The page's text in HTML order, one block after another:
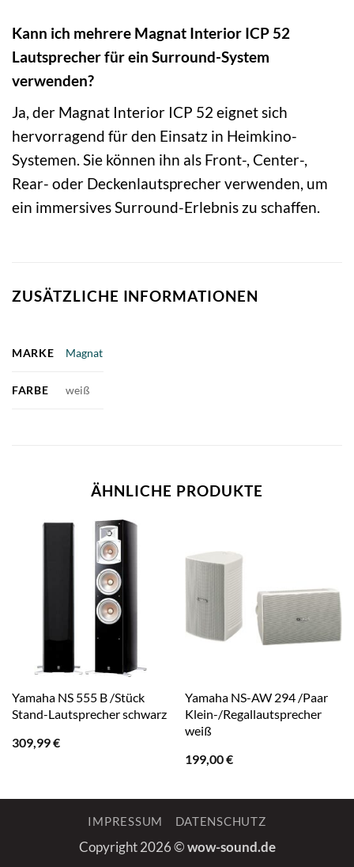
Kann ich mehrere Magnat Interior ICP 52
Lautsprecher für ein Surround-System
verwenden?
Ja, der Magnat Interior ICP 52 eignet sich
hervorragend für den Einsatz in Heimkino-
Systemen. Sie können ihn als Front-, Center-,
Rear- oder Deckenlautsprecher verwenden, um
ein immersives Surround-Erlebnis zu schaffen.
ZUSÄTZLICHE INFORMATIONEN
MARKE Magnat
FARBE weiß
ÄHNLICHE PRODUKTE
Yamaha NS 555 B /Stück
Stand-Lautsprecher schwarz
309,99€
Yamaha NS-AW 294 /Paar
Klein-/Regallautsprecher
weiß
199,00€
IMPRESSUM DATENSCHUTZ
Copyright 2026 ©wow-sound.de